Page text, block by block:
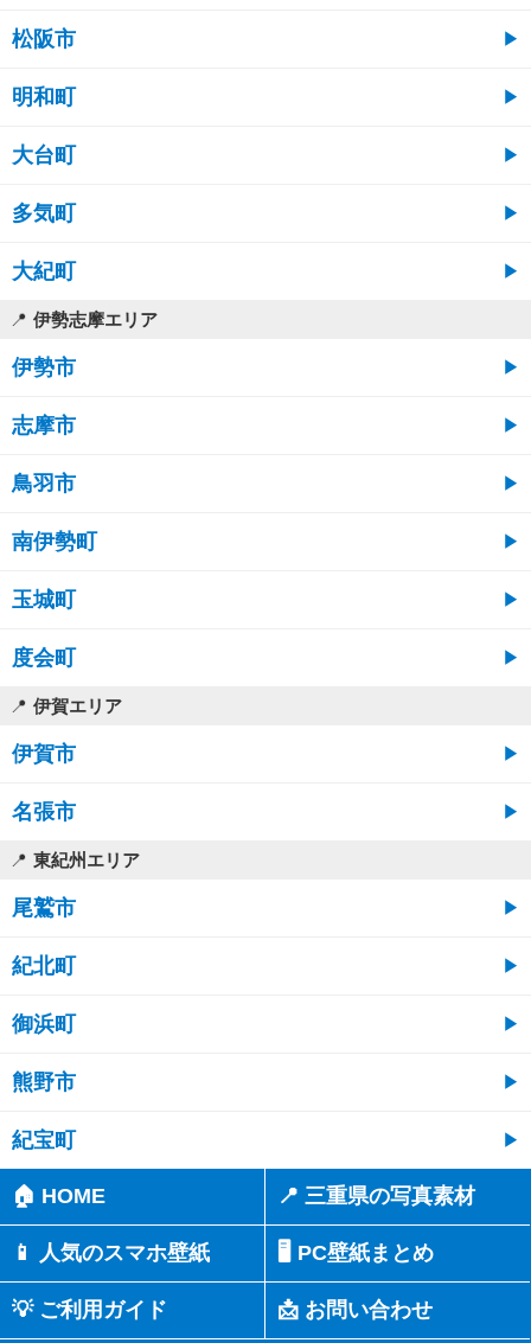
松阪市
明和町
大台町
多気町
大紀町
伊勢志摩エリア
伊勢市
志摩市
鳥羽市
南伊勢町
玉城町
度会町
伊賀エリア
伊賀市
名張市
東紀州エリア
尾鷲市
紀北町
御浜町
熊野市
紀宝町
🏠 HOME 📍 三重県の写真素材
📱 人気のスマホ壁紙 🖥️ PC壁紙まとめ
💡 ご利用ガイド 📩 お問い合わせ